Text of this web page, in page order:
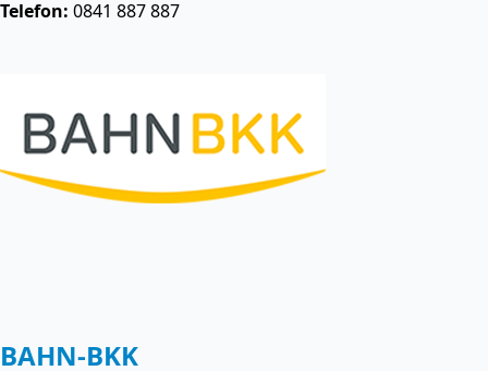
Telefon: 0841 887 887
BAHN-BKK